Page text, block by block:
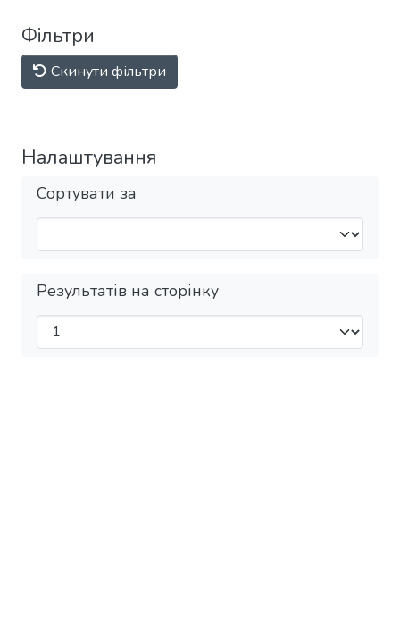
Фільтри
Скинути фільтри
Налаштування
Сортувати за
Результатів на сторінку